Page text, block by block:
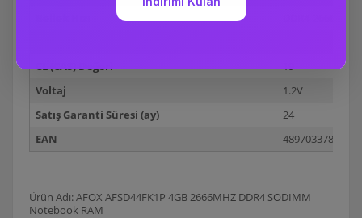
CL (CAS) Değeri
19
Voltaj
1.2V
Satış Garanti Süresi (ay)
24
EAN
4897033781244
Ürün Adı: AFOX AFSD44FK1P 4GB 2666MHZ DDR4 SODIMM
Notebook RAM